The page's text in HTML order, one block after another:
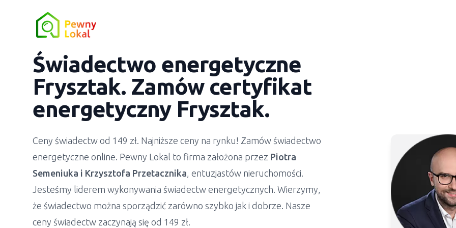
Świadectwo energetyczne
Frysztak. Zamów certyfikat
energetyczny Frysztak.
Ceny świadectw od 149 zł. Najniższe ceny na rynku! Zamów świadectwo
energetyczne online. Pewny Lokal to firma założona przez Piotra
Semeniuka i Krzysztofa Przetacznika, entuzjastów nieruchomości.
Jesteśmy liderem wykonywania świadectw energetycznych. Wierzymy,
że świadectwo można sporządzić zarówno szybko jak i dobrze. Nasze
ceny świadectw zaczynają się od 149 zł.